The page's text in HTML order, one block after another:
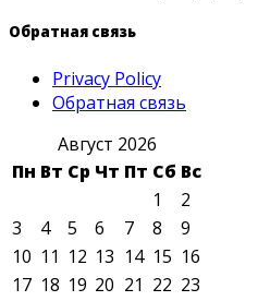
Обратная связь
Privacy Policy
Обратная связь
Август 2026
Пн Вт Ср Чт Пт Сб Вс
1
2
3
4 5 6 7 8
9
10 11 12 13 14 15 16
17 18 19 20 21 22 23